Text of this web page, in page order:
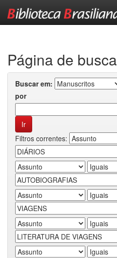
Página de busca
Buscar em:
por
Filtros correntes: